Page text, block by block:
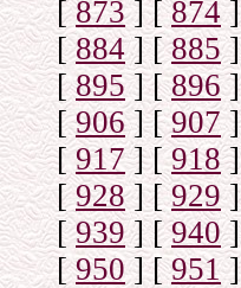
[873] [874]
[884] [885]
[895] [896]
[906] [907]
[917] [918]
[928] [929]
[939] [940]
[950] [951]